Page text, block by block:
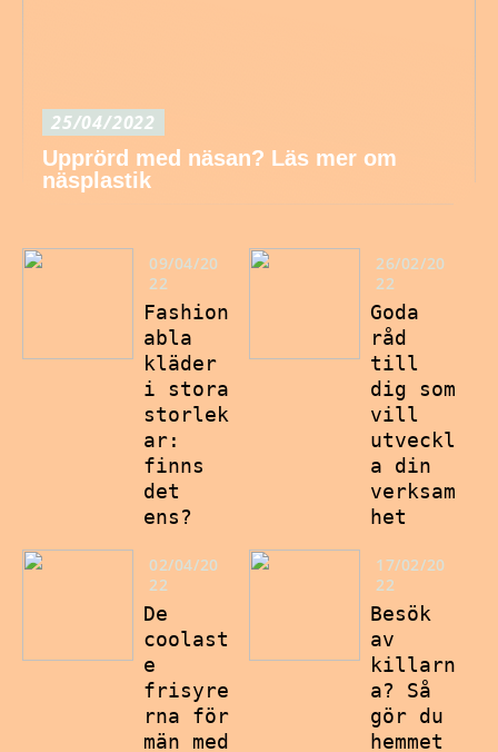
25/04/2022
Upprörd med näsan? Läs mer om
näsplastik
09/04/20
22
Fashion
abla
kläder
i stora
storlek
ar:
finns
det
ens?
02/04/20
22
De
coolast
e
frisyre
rna för
män med
26/02/20
22
Goda
råd
till
dig som
vill
utveckl
a din
verksam
het
17/02/20
22
Besök
av
killarn
a? Så
gör du
hemmet